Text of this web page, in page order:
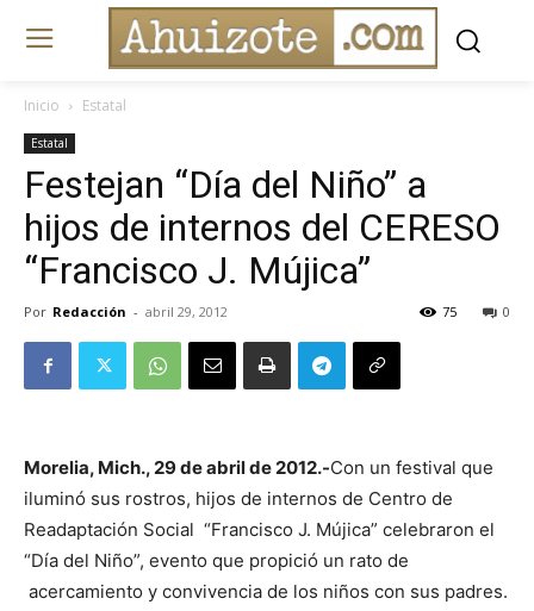
Inicio Estatal
Estatal
Festejan “Día del Niño” a
hijos de internos del CERESO
“Francisco J. Mújica”
Por Redacción - abril 29, 2012 0
75
Morelia, Mich., 29 de abril de 2012.-Con un festival que
iluminó sus rostros, hijos de internos de Centro de
Readaptación Social “Francisco J. Mújica” celebraron el
“Día del Niño”, evento que propició un rato de
acercamiento y convivencia de los niños con sus padres.